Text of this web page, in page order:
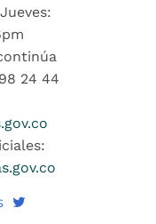
24 44
Twitter